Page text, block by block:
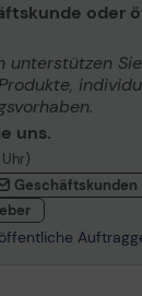
oder
unterstützen
uns.
Geschäftskunden